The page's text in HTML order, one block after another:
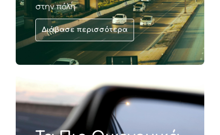
στην πόλη
Διάβασε περισσότερα